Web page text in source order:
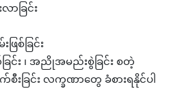
ာခြင်း
စ်ခြင်း
း ၊ အညိုအမည်းစွဲခြင်း စတဲ့
းခြင်း လက္ခဏာတွေ ခံစားရနိုင်ပါ